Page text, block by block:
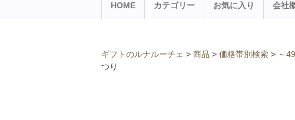
HOME カテゴリー お気に入り 会社
ギフトのルナルーチェ > 商品 > 価格帯別検索 > ～
つり